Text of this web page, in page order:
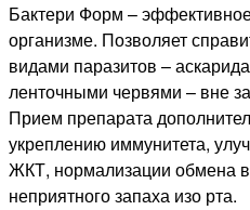
Бактери Форм –
организме. Позволяет
видами паразитов –
ленточными червями – вне
Прием препарата
укреплению иммунитета,
ЖКТ, нормализации обмена
неприятного запаха изо рта.